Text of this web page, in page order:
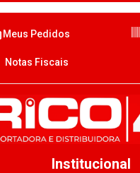
Meus Pedidos
Notas Fiscais
Institucional